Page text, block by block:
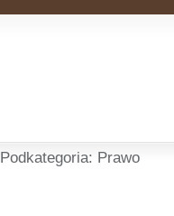
Podkategoria: Prawo